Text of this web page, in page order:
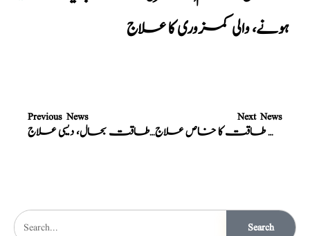
ہونے، والی کمزوری کا علاج
Previous News
نسخہ الشفاء : مردانہ طاقت بحال، دیسی علاج
Next News
نسخہ الشفاء : مردانہ طاقت کا خاص علاج
Search